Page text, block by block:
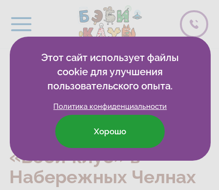
Детские
развивающие клубы
и частные детские
сады сети
«Бэби‑клуб» в
Набережных Челнах
Этот сайт использует файлы
cookie для улучшения
пользовательского опыта.
Политика конфиденциальности
Хорошо